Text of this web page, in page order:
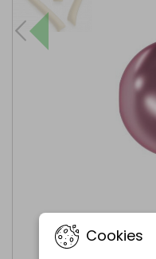
Cookies